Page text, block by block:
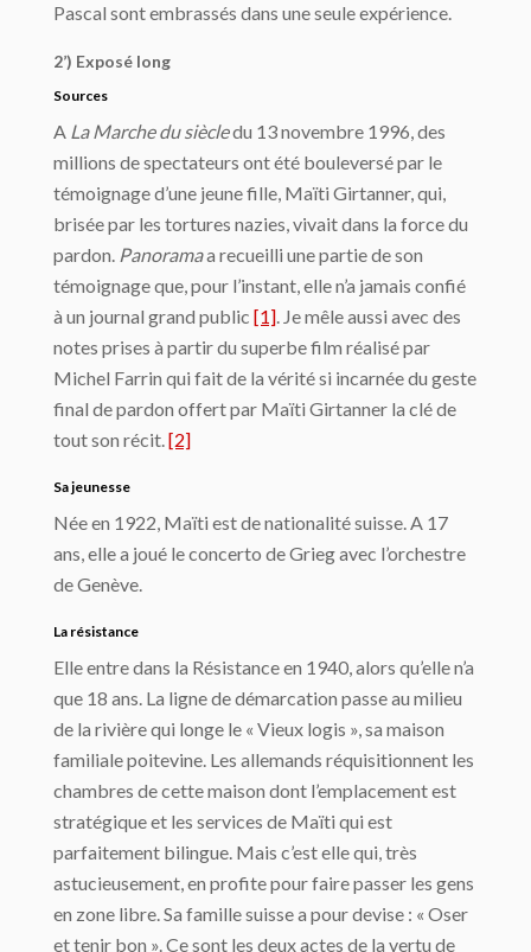
Pascal sont embrassés dans une seule expérience.
2’) Exposé long
Sources
A La Marche du siècledu 13 novembre 1996, des
millions de spectateurs ont été bouleversé par le
témoignage d’une jeune fille, Maïti Girtanner, qui,
brisée par les tortures nazies, vivait dans la force du
pardon. Panoramaa recueilli une partie de son
témoignage que, pour l’instant, elle n’a jamais confié
à un journal grand public [1]. Je mêle aussi avec des
notes prises à partir du superbe film réalisé par
Michel Farrin qui fait de la vérité si incarnée du geste
final de pardon offert par Maïti Girtanner la clé de
tout son récit.[2]
Sa jeunesse
Née en 1922, Maïti est de nationalité suisse. A 17
ans, elle a joué le concerto de Grieg avec l’orchestre
de Genève.
La résistance
Elle entre dans la Résistance en 1940, alors qu’elle n’a
que 18 ans. La ligne de démarcation passe au milieu
de la rivière qui longe le « Vieux logis », sa maison
familiale poitevine. Les allemands réquisitionnent les
chambres de cette maison dont l’emplacement est
stratégique et les services de Maïti qui est
parfaitement bilingue. Mais c’est elle qui, très
astucieusement, en profite pour faire passer les gens
en zone libre. Sa famille suisse a pour devise : « Oser
et tenir bon ». Ce sont les deux actes de la vertu de